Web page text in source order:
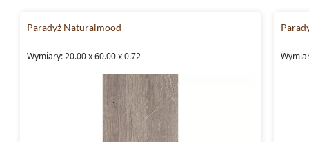
Paradyż Naturalmood
Wymiary: 20.00 x 60.00 x 0.72